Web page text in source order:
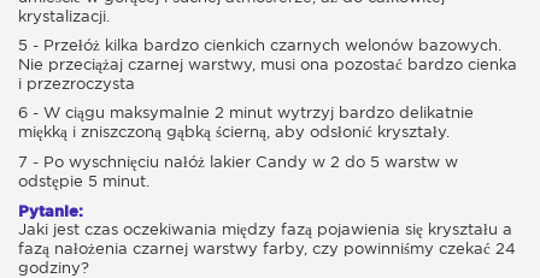
krystalizacji.
5 - Przełóż kilka bardzo cienkich czarnych welonów bazowych.
Nie przeciążaj czarnej warstwy, musi ona pozostać bardzo cienka
i przezroczysta
6 - W ciągu maksymalnie 2 minut wytrzyj bardzo delikatnie
miękką i zniszczoną gąbką ścierną, aby odsłonić kryształy.
7 - Po wyschnięciu nałóż lakier Candy w 2 do 5 warstw w
odstępie 5 minut.
Pytanie:
Jaki jest czas oczekiwania między fazą pojawienia się kryształu a
fazą nałożenia czarnej warstwy farby, czy powinniśmy czekać 24
godziny?